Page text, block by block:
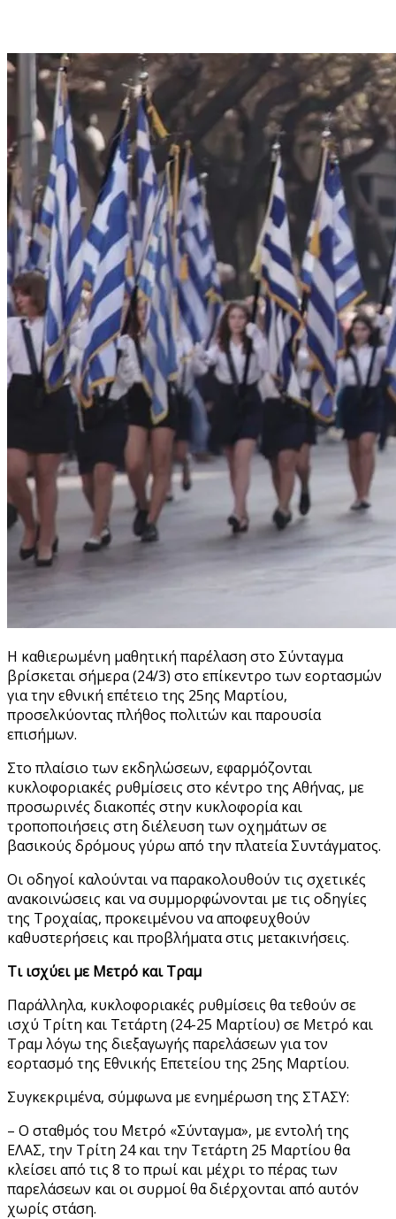
Η καθιερωμένη μαθητική παρέλαση στο Σύνταγμα
βρίσκεται σήμερα (24/3) στο επίκεντρο των εορτασμών
για την εθνική επέτειο της 25ης Μαρτίου,
προσελκύοντας πλήθος πολιτών και παρουσία
επισήμων.
Στο πλαίσιο των εκδηλώσεων, εφαρμόζονται
κυκλοφοριακές ρυθμίσεις στο κέντρο της Αθήνας, με
προσωρινές διακοπές στην κυκλοφορία και
τροποποιήσεις στη διέλευση των οχημάτων σε
βασικούς δρόμους γύρω από την πλατεία Συντάγματος.
Οι οδηγοί καλούνται να παρακολουθούν τις σχετικές
ανακοινώσεις και να συμμορφώνονται με τις οδηγίες
της Τροχαίας, προκειμένου να αποφευχθούν
καθυστερήσεις και προβλήματα στις μετακινήσεις.
Τι ισχύει με Μετρό και Τραμ
Παράλληλα, κυκλοφοριακές ρυθμίσεις θα τεθούν σε
ισχύ Τρίτη και Τετάρτη (24-25 Μαρτίου) σε Μετρό και
Τραμ λόγω της διεξαγωγής παρελάσεων για τον
εορτασμό της Εθνικής Επετείου της 25ης Μαρτίου.
Συγκεκριμένα, σύμφωνα με ενημέρωση της ΣΤΑΣΥ:
– Ο σταθμός του Μετρό «Σύνταγμα», με εντολή της
ΕΛΑΣ, την Τρίτη 24 και την Τετάρτη 25 Μαρτίου θα
κλείσει από τις 8 το πρωί και μέχρι το πέρας των
παρελάσεων και οι συρμοί θα διέρχονται από αυτόν
χωρίς στάση.